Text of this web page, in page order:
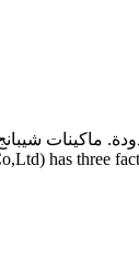
has three